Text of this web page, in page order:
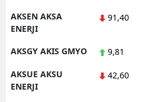
AKSEN AKSA
ENERJI
91,40
AKSGY AKIS GMYO 9,81
AKSUE AKSU
ENERJI
42,60